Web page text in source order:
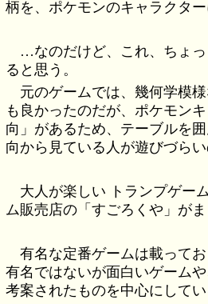
柄を、ポケモンのキャラクター
…なのだけど、これ、ちょ
ると思う。
元のゲームでは、幾何学模
も良かったのだが、ポケモン
向」があるため、テーブルを
向から見ている人が遊びづらい
大人が楽しい トランプゲー
ム販売店の「すごろくや」がま
有名な定番ゲームは載ってお
有名ではないが面白いゲーム
考案されたものを中心にしてい